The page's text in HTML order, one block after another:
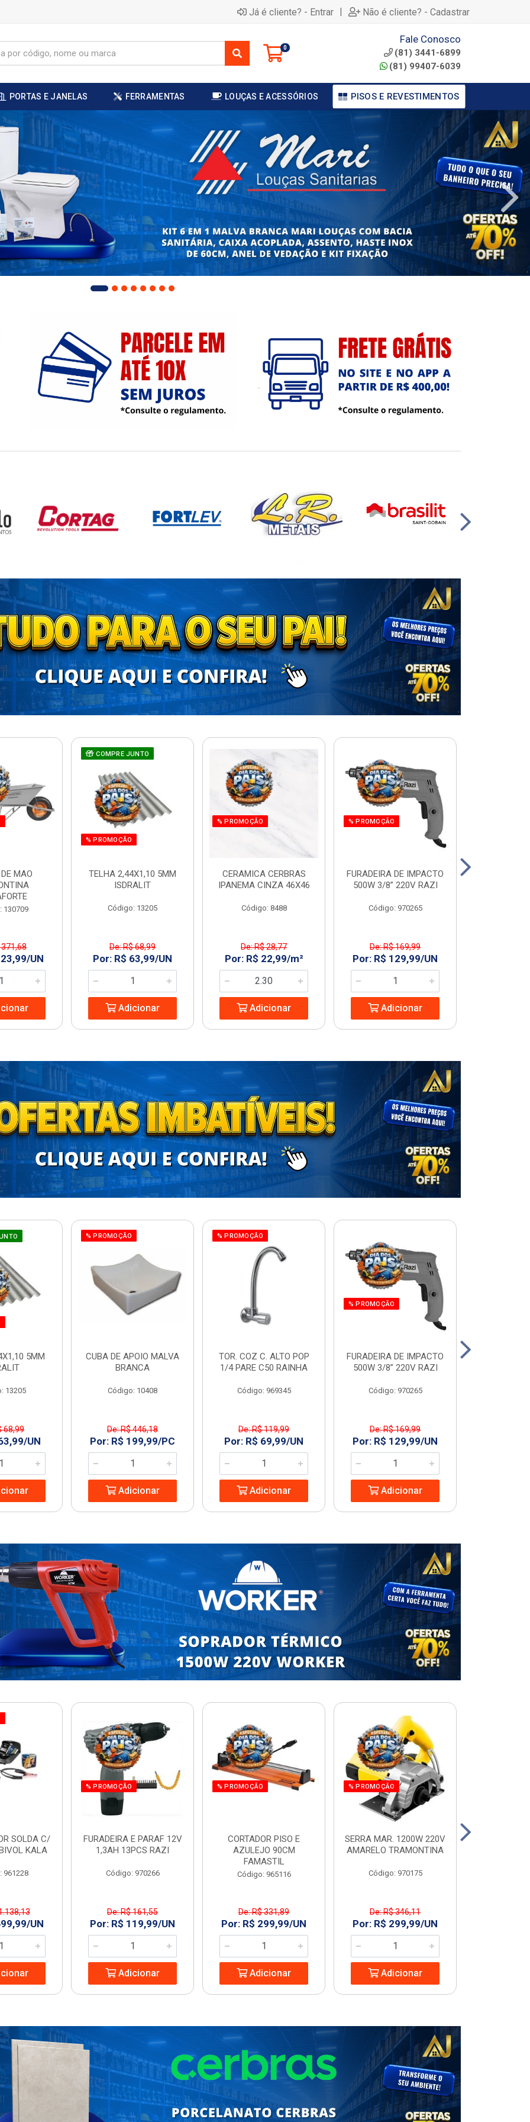
Já é cliente? - Entrar | Não é cliente? - Cadastrar
0
Fale Conosco
(81) 3441-6899
(81) 99407-6039
PORTAS E JANELAS FERRAMENTAS LOUÇAS E ACESSÓRIOS PISOS E REVESTIMENTOS
MAO
130709
371,68
UN
COMPRE JUNTO
% PROMOÇÃO
TELHA 2,44X1,10 5MM
ISDRALIT
Código: 13205
De: R$ 68,99
Por: R$ 63,99/UN
Adicionar
% PROMOÇÃO
CERAMICA CERBRAS
IPANEMA CINZA 46X46
Código: 8488
De: R$ 28,77
Por: R$ 22,99/m²
Adicionar
% PROMOÇÃO
FURADEIRA DE IMPACTO
500W 3/8” 220V RAZI
Código: 970265
De: R$ 169,99
Por: R$ 129,99/UN
Adicionar
5MM
13205
68,99
UN
% PROMOÇÃO
CUBA DE APOIO MALVA
BRANCA
Código: 10408
De: R$ 446,18
Por: R$ 199,99/PC
Adicionar
% PROMOÇÃO
TOR. COZ C. ALTO POP
1/4 PARE C50 RAINHA
Código: 969345
De: R$ 119,99
Por: R$ 69,99/UN
Adicionar
% PROMOÇÃO
FURADEIRA DE IMPACTO
500W 3/8” 220V RAZI
Código: 970265
De: R$ 169,99
Por: R$ 129,99/UN
Adicionar
SOLDA C/
KALA
961228
UN
% PROMOÇÃO
FURADEIRA E PARAF 12V
1,3AH 13PCS RAZI
Código: 970266
De: R$ 161,55
Por: R$ 119,99/UN
Adicionar
% PROMOÇÃO
CORTADOR PISO E
AZULEJO 90CM
FAMASTIL
Código: 965116
De: R$ 331,89
Por: R$ 299,99/UN
Adicionar
% PROMOÇÃO
SERRA MAR. 1200W 220V
AMARELO TRAMONTINA
Código: 970175
De: R$ 346,11
Por: R$ 299,99/UN
Adicionar